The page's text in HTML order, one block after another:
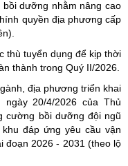
dưỡng nhằm nâng cao
quyền địa phương cấp
thù tuyển dụng để kịp thời
thành trong Quý II/2026.
địa phương triển khai
20/4/2026 của Thủ
cường bồi dưỡng đội ngũ
đáp ứng yêu cầu vận
đoạn 2026 - 2031 (theo lộ